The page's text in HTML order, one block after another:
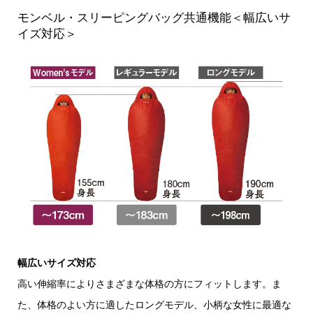
モンベル・スリーピングバッグ共通機能＜幅広いサ
イズ対応＞
幅広いサイズ対応
高い伸縮率によりさまざまな体格の方にフィットします。ま
た、体格のよい方に適したロングモデル、小柄な女性に最適な